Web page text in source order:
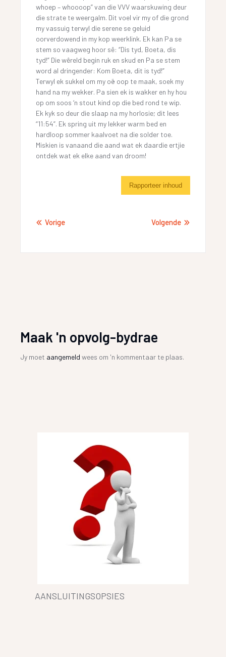
whoep – whoooop” van die VVV waarskuwing deur
die strate te weergalm. Dit voel vir my of die grond
my vassuig terwyl die serene se geluid
oorverdowend in my kop weerklink. Ek kan Pa se
stem so vaagweg hoor sê: “Dis tyd, Boeta, dis
tyd!” Die wêreld begin ruk en skud en Pa se stem
word al dringender: Kom Boeta, dit is tyd!”
Terwyl ek sukkel om my oë oop te maak, soek my
hand na my wekker. Pa sien ek is wakker en hy hou
op om soos ‘n stout kind op die bed rond te wip.
Ek kyk so deur die slaap na my horlosie; dit lees
“11:54”. Ek spring uit my lekker warm bed en
hardloop sommer kaalvoet na die solder toe.
Miskien is vanaand die aand wat ek daardie ertjie
ontdek wat ek elke aand van droom!
Rapporteer inhoud
Vorige Volgende
Maak 'n opvolg-bydrae
Jy moet aangemeld wees om 'n kommentaar te plaas.
AANSLUITINGSOPSIES